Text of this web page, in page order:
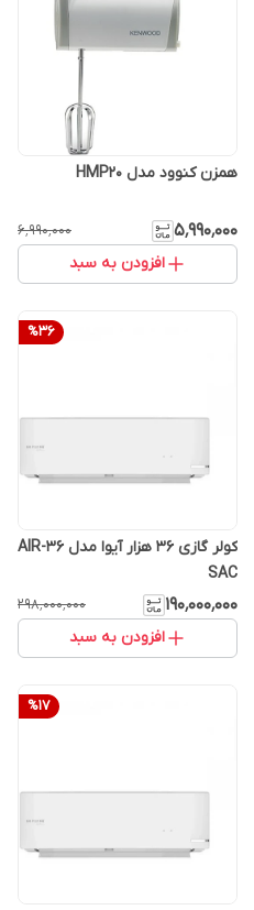
همزن کنوود مدل HMP20
۵٬۹۹۰٬۰۰۰ ۶٬۹۹۰٬۰۰۰
افزودن به سبد
%36
کولر گازی 36 هزار آیوا مدل AIR-36
SAC
۱۹۰٬۰۰۰٬۰۰۰ ۲۹۸٬۰۰۰٬۰۰۰
افزودن به سبد
%17